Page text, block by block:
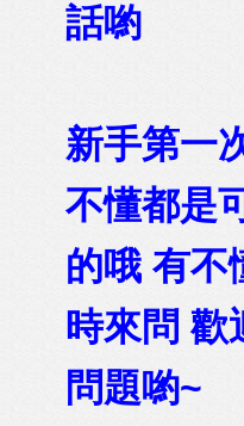
話喲
新手第一
不懂都是
的哦 有不
時來問 歡
問題喲~